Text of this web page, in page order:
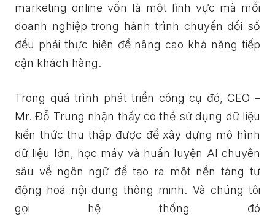
marketing online vốn là một lĩnh vực mà mỗi
doanh nghiệp trong hành trình chuyển đổi số
đều phải thực hiện để nâng cao khả năng tiếp
cận khách hàng.
Trong quá trình phát triển công cụ đó, CEO –
Mr. Đỗ Trung nhận thấy có thể sử dụng dữ liệu
kiến thức thu thập được để xây dựng mô hình
dữ liệu lớn, học máy và huấn luyện AI chuyên
sâu về ngôn ngữ để tạo ra một nền tảng tự
động hoá nội dung thông minh. Và chúng tôi
gọi hệ thống đó